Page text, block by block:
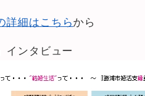
詳細はこちら から
インタビュー